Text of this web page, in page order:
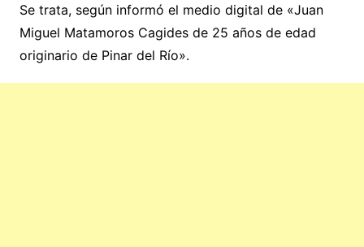
Se trata, según informó el medio digital de «Juan
Miguel Matamoros Cagides de 25 años de edad
originario de Pinar del Río».